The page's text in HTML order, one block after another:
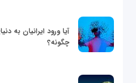
آیا ورود ایرانیان به
چگونه؟